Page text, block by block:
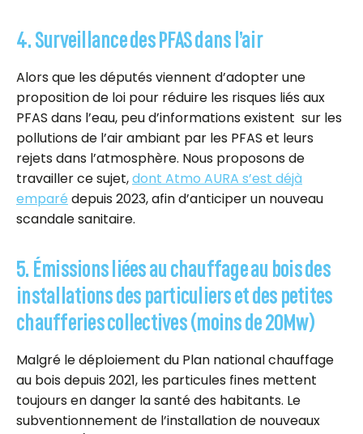
4. Surveillance des PFAS dans l’air
Alors que les députés viennent d’adopter une
proposition de loi pour réduire les risques liés aux
PFAS dans l’eau, peu d’informations existent sur les
pollutions de l’air ambiant par les PFAS et leurs
rejets dans l’atmosphère. Nous proposons de
travailler ce sujet,dont Atmo AURA s’est déjà
emparé depuis 2023, afin d’anticiper un nouveau
scandale sanitaire.
5. Émissions liées au chauffage au bois des
installations des particuliers et des petites
chaufferies collectives (moins de 20Mw)
Malgré le déploiement du Plan national chauffage
au bois depuis 2021, les particules fines mettent
toujours en danger la santé des habitants. Le
subventionnement de l’installation de nouveaux